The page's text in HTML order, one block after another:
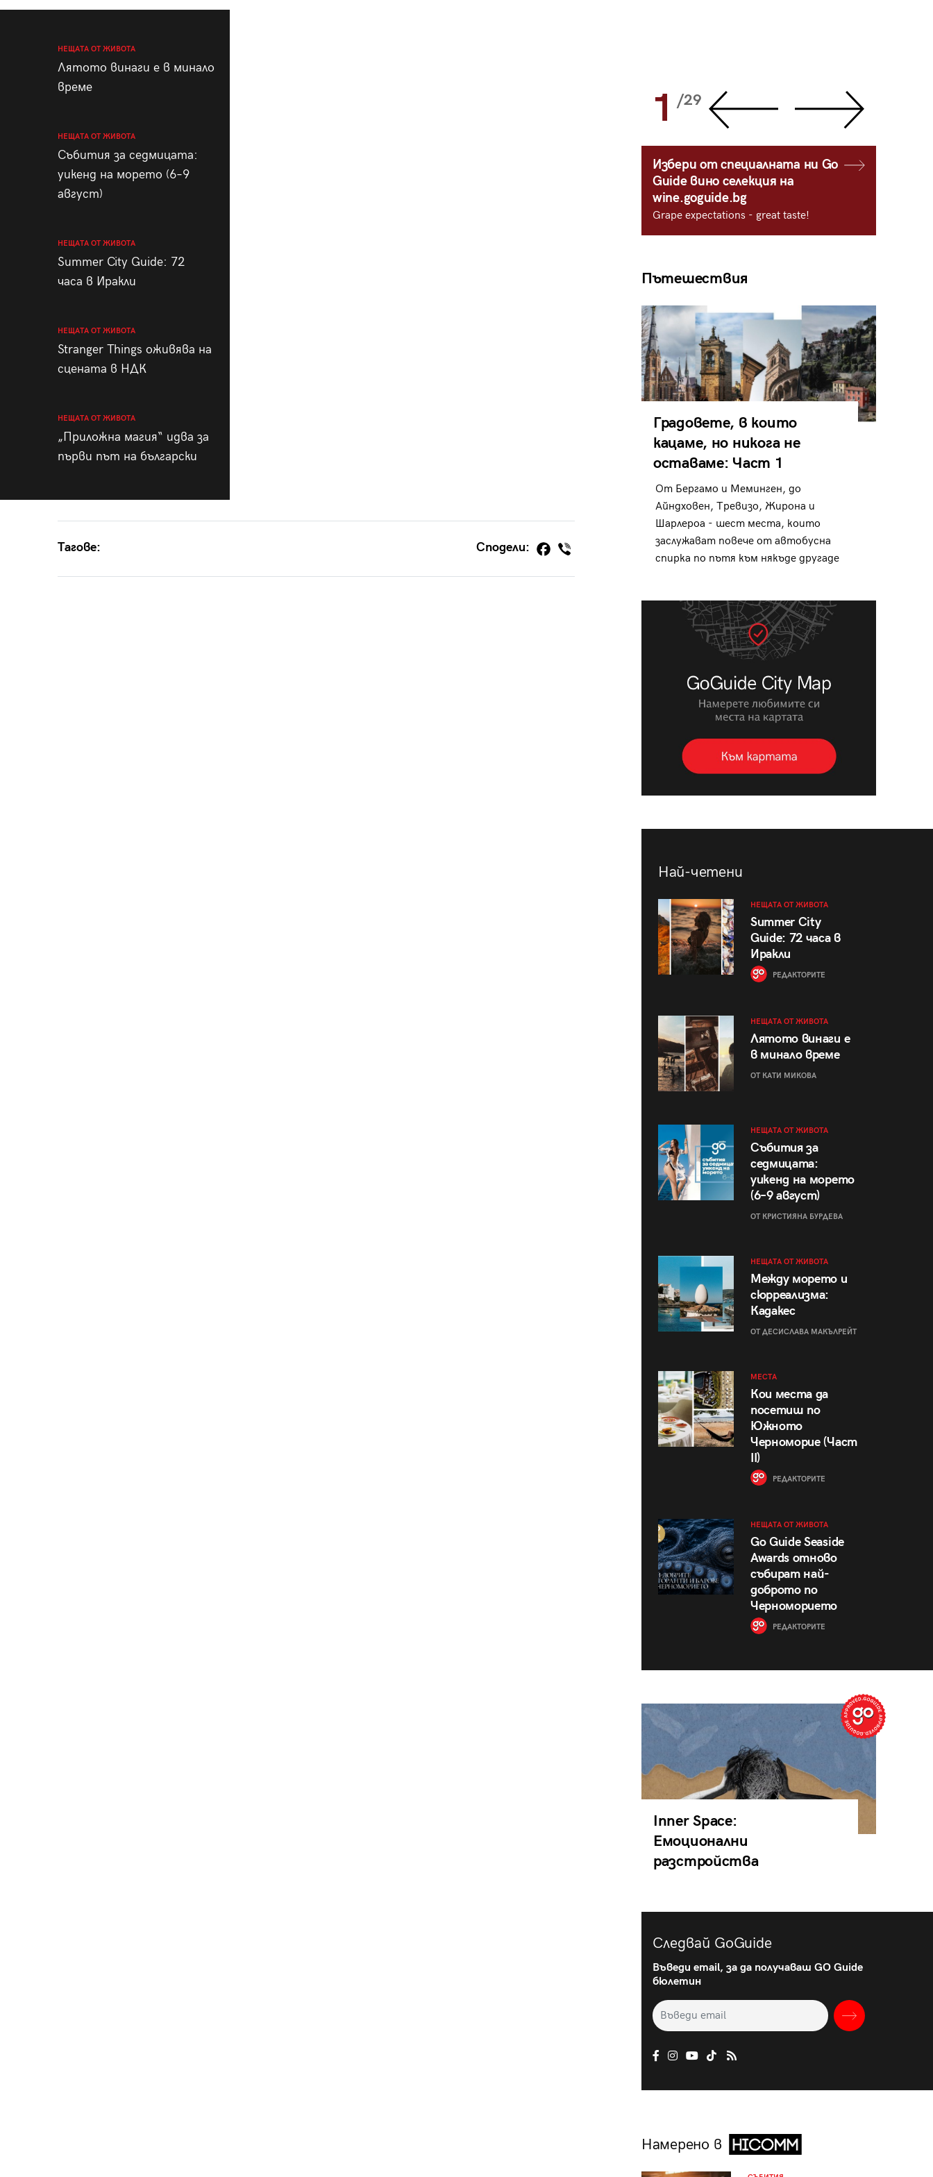
НЕЩАТА ОТ ЖИВОТА
Лятото винаги е в минало
време
НЕЩАТА ОТ ЖИВОТА
Събития за седмицата:
уикенд на морето (6–9
август)
НЕЩАТА ОТ ЖИВОТА
Summer City Guide: 72
часа в Иракли
НЕЩАТА ОТ ЖИВОТА
Stranger Things оживява на
сцената в НДК
НЕЩАТА ОТ ЖИВОТА
„Приложна магия“ идва за
първи път на български
Тагове: Сподели:
1 /29
Избери от специалната ни Go
Guide вино селекция на
wine.goguide.bg
Grape expectations - great taste!
Пътешествия
Градовете, в които
кацаме, но никога не
оставаме: Част 1
От Бергамо и Меминген, до
Айндховен, Тревизо, Жирона и
Шарлероа - шест места, които
заслужават повече от автобусна
спирка по пътя към някъде другаде
Най-четени
НЕЩАТА ОТ ЖИВОТА
Summer City
Guide: 72 часа в
Иракли
РЕДАКТОРИТЕ
НЕЩАТА ОТ ЖИВОТА
Лятото винаги е
в минало време
ОТ КАТИ МИКОВА
НЕЩАТА ОТ ЖИВОТА
Събития за
седмицата:
уикенд на морето
(6–9 август)
ОТ КРИСТИЯНА БУРДЕВА
НЕЩАТА ОТ ЖИВОТА
Между морето и
сюрреализма:
Кадакес
ОТ ДЕСИСЛАВА МАКЪЛРЕЙТ
МЕСТА
Кои места да
посетиш по
Южното
Черноморие (Част
II)
РЕДАКТОРИТЕ
НЕЩАТА ОТ ЖИВОТА
Go Guide Seaside
Awards отново
събират най-
доброто по
Черноморието
РЕДАКТОРИТЕ
Inner Space:
Емоционални
разстройства
Следвай GoGuide
Въведи email, за да получаваш GO Guide
бюлетин
Намерено в